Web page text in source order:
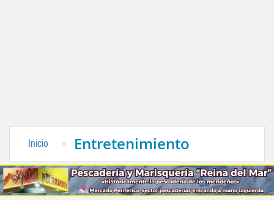
Inicio Entretenimiento